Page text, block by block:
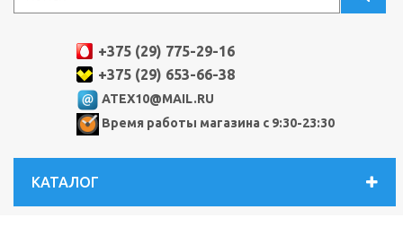
+375 (29) 775-29-16
+375 (29) 653-66-38
ATEX10@MAIL.RU
Время работы магазина с 9:30-23:30
КАТАЛОГ